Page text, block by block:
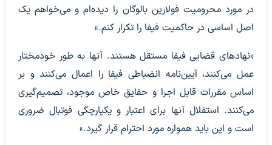
در مورد محرومیت فولارین بالوگان را دیده‌ام و می‌خواهم یک
اصل اساسی در حاکمیت فیفا را تکرار کنم.»
«نهادهای قضایی فیفا مستقل هستند. آنها به طور خودمختار
عمل می‌کنند، آیین‌نامه انضباطی فیفا را اعمال می‌کنند و بر
اساس مقررات قابل اجرا و حقایق خاص موجود، تصمیم‌گیری
می‌کنند. استقلال آنها برای اعتبار و یکپارچگی فوتبال ضروری
است و این باید همواره مورد احترام قرار گیرد.»